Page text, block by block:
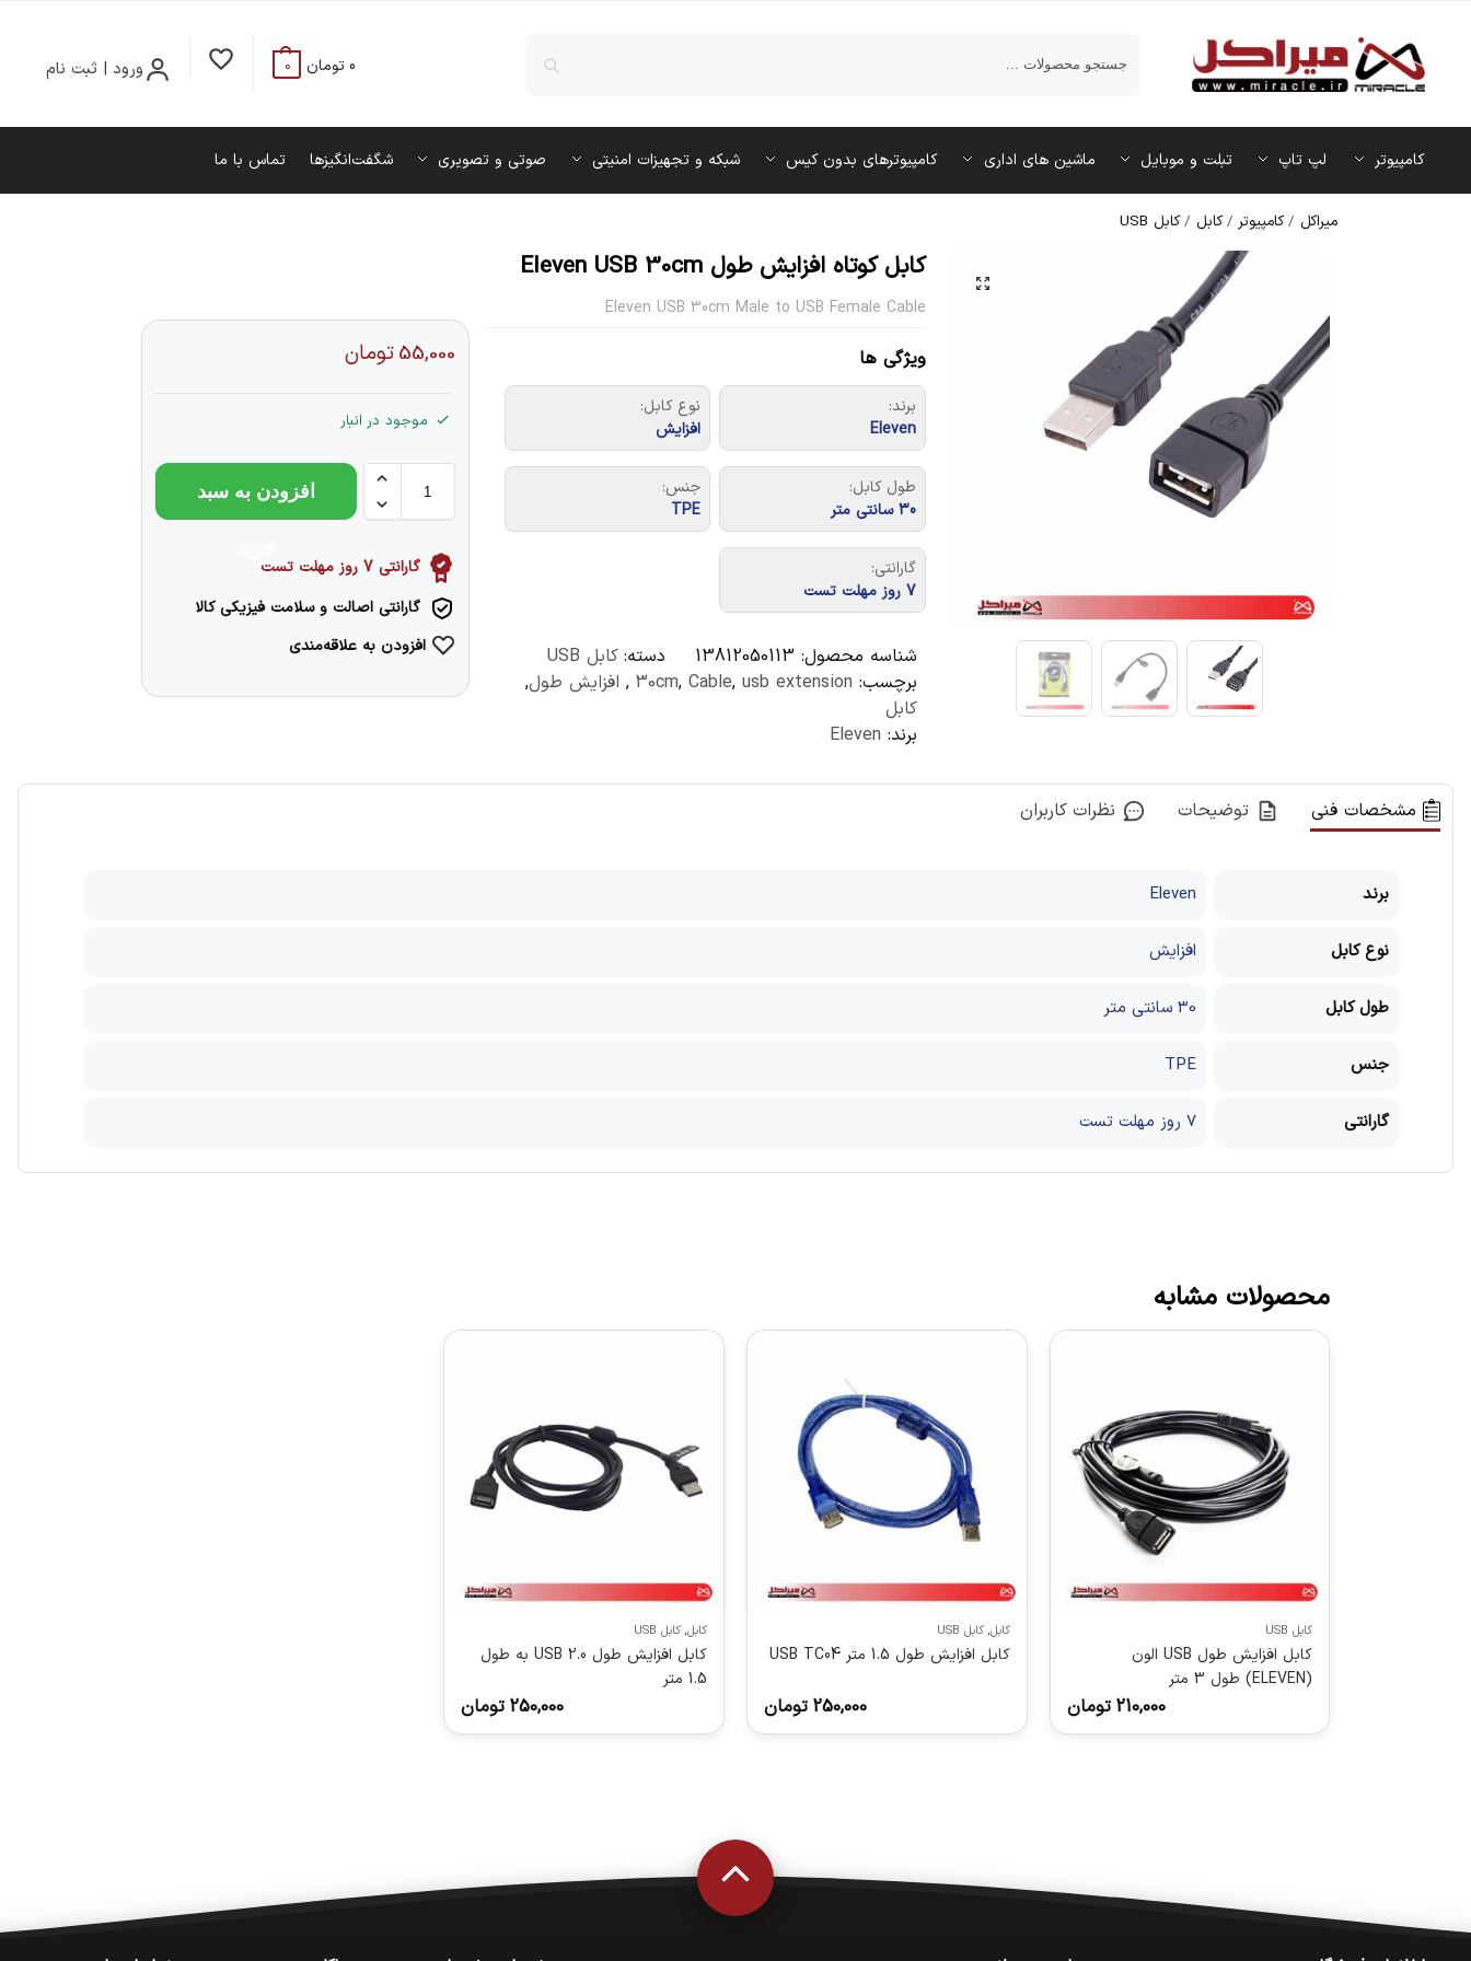
ورود | ثبت نام 0 تومان 0
کامپیوتر لپ تاپ تبلت و موبایل ماشین‌ های اداری کامپیوترهای بدون کیس شبکه و تجهیزات امنیتی صوتی و تصویری شگفت‌انگیزها تماس با ما
میراکل /کامپیوتر /کابل /کابل USB
کابل کوتاه افزایش طول Eleven USB 30cm
Eleven USB 30cm Male to USB Female Cable
ویژگی ها
برند:
Eleven
نوع کابل:
افزایش
طول کابل:
30 سانتی متر
جنس:
TPE
گارانتی:
7 روز مهلت تست
شناسه محصول: 13812050113 دسته:کابل USB
برچسب:
30cm, Cable, usb extension
, افزایش طول,
کابل
برند: Eleven
55,000تومان
موجود در انبار
افزودن به سبد
گارانتی 7 روز مهلت تست
گارانتی اصالت و سلامت فیزیکی کالا
افزودن به علاقه‌مندی
مشخصات فنی توضیحات نظرات کاربران
برند Eleven
نوع کابل افزایش
طول کابل 30 سانتی متر
جنس TPE
گارانتی 7 روز مهلت تست
محصولات مشابه
کابل USB
کابل افزایش طول USB الون
(ELEVEN) طول 3 متر
210,000 تومان
کابل,کابل USB
کابل افزایش طول 1.5 متر USB TC04
250,000 تومان
کابل,کابل USB
کابل افزایش طول USB 2.0 به طول
1.5 متر
250,000 تومان